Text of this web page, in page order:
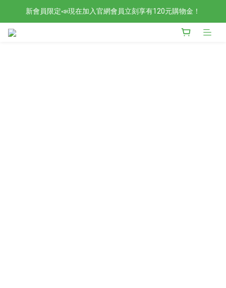
檢驗合格的歐洲好油現在任選2入88折4入85折！
新會員限定📣現在加入官網會員立刻享有120元購物金！
檢驗合格的歐洲好油現在任選2入88折4入85折！